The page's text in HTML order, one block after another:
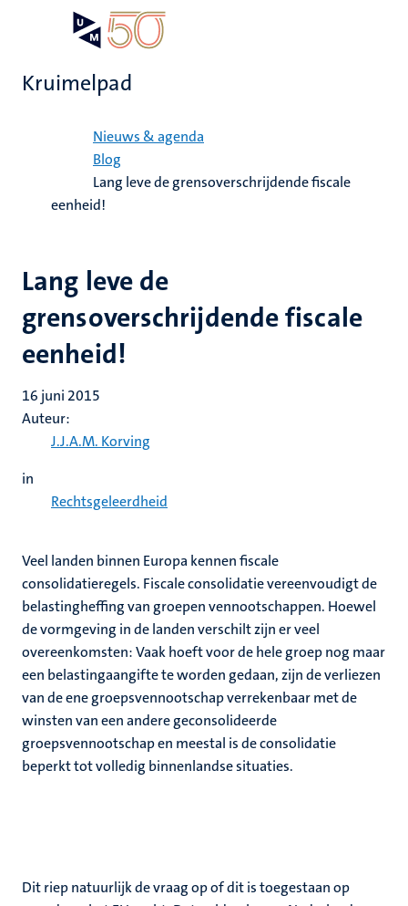
Kruimelpad
Nieuws & agenda
Blog
Lang leve de grensoverschrijdende fiscale
eenheid!
Lang leve de
grensoverschrijdende fiscale
eenheid!
16 juni 2015
Auteur:
J.J.A.M. Korving
in
Rechtsgeleerdheid
Veel landen binnen Europa kennen fiscale
consolidatieregels. Fiscale consolidatie vereenvoudigt de
belastingheffing van groepen vennootschappen. Hoewel
de vormgeving in de landen verschilt zijn er veel
overeenkomsten: Vaak hoeft voor de hele groep nog maar
een belastingaangifte te worden gedaan, zijn de verliezen
van de ene groepsvennootschap verrekenbaar met de
winsten van een andere geconsolideerde
groepsvennootschap en meestal is de consolidatie
beperkt tot volledig binnenlandse situaties.
Dit riep natuurlijk de vraag op of dit is toegestaan op